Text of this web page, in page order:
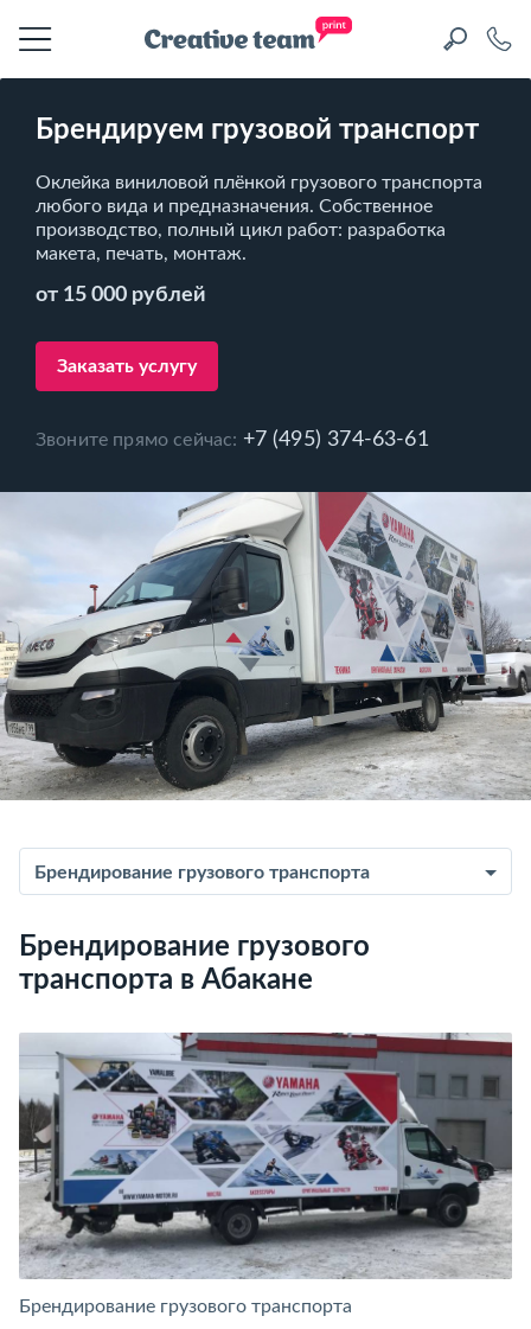
Брендируем грузовой транспорт
Оклейка виниловой плёнкой грузового транспорта
любого вида и предназначения. Собственное
производство, полный цикл работ: разработка
макета, печать, монтаж.
от 15 000 рублей
Заказать услугу
Звоните прямо сейчас: +7 (495) 374-63-61
Брендирование грузового транспорта
Брендирование грузового
транспорта в Абакане
Брендирование грузового транспорта